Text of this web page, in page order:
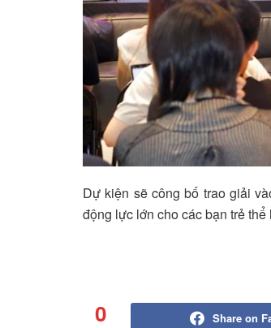
Dự kiện sẽ công bố trao giải
động lực lớn cho các bạn trẻ
0 Share on